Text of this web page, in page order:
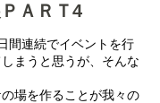
ＡＲＴ4
間連続でイベントを行
まうと思うが、そんな
場を作ることが我々の